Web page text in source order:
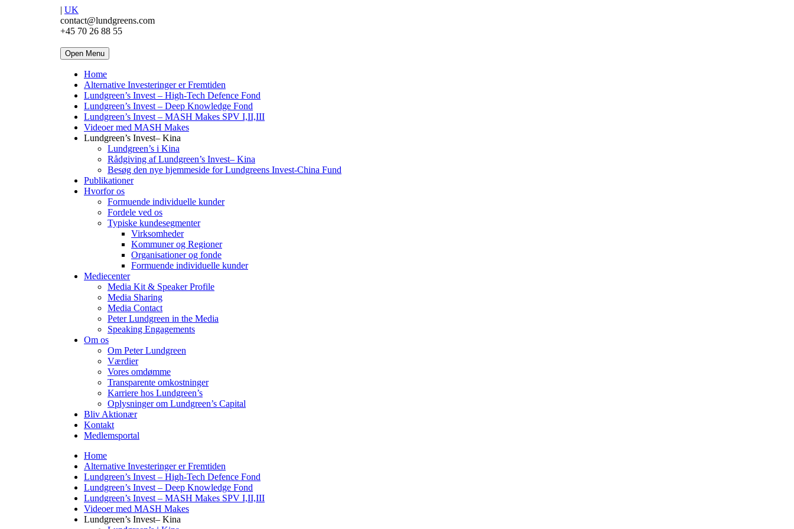
| UK
contact@lundgreens.com
+45 70 26 88 55
Open Menu
Home
Alternative Investeringer er Fremtiden
Lundgreen’s Invest – High-Tech Defence Fond
Lundgreen’s Invest – Deep Knowledge Fond
Lundgreen’s Invest – MASH Makes SPV I,II,III
Videoer med MASH Makes
Lundgreen’s Invest– Kina
Lundgreen’s i Kina
Rådgiving af Lundgreen’s Invest– Kina
Besøg den nye hjemmeside for Lundgreens Invest-China Fund
Publikationer
Hvorfor os
Formuende individuelle kunder
Fordele ved os
Typiske kundesegmenter
Virksomheder
Kommuner og Regioner
Organisationer og fonde
Formuende individuelle kunder
Mediecenter
Media Kit & Speaker Profile
Media Sharing
Media Contact
Peter Lundgreen in the Media
Speaking Engagements
Om os
Om Peter Lundgreen
Værdier
Vores omdømme
Transparente omkostninger
Karriere hos Lundgreen’s
Oplysninger om Lundgreen’s Capital
Bliv Aktionær
Kontakt
Medlemsportal
Home
Alternative Investeringer er Fremtiden
Lundgreen’s Invest – High-Tech Defence Fond
Lundgreen’s Invest – Deep Knowledge Fond
Lundgreen’s Invest – MASH Makes SPV I,II,III
Videoer med MASH Makes
Lundgreen’s Invest– Kina